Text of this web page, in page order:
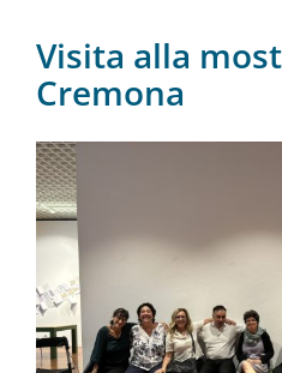
Visita alla
Cremona